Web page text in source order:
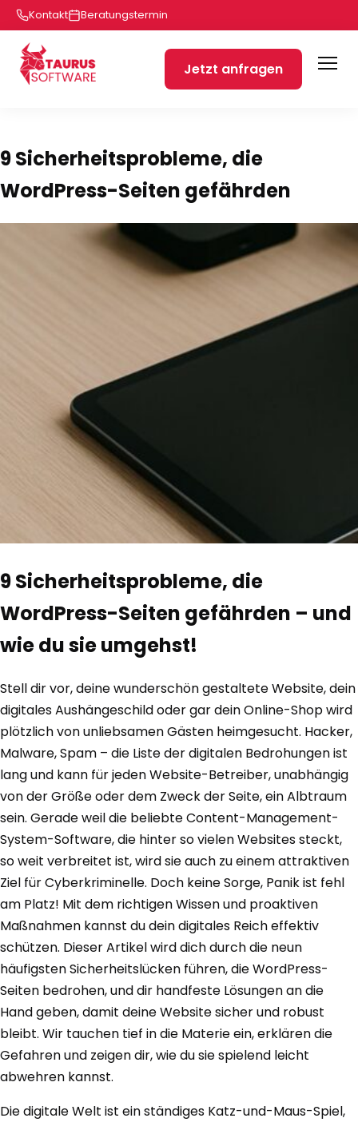
Kontakt Beratungstermin
Jetzt anfragen
9 Sicherheitsprobleme, die
WordPress-Seiten gefährden
9 Sicherheitsprobleme, die
WordPress-Seiten gefährden – und
wie du sie umgehst!
Stell dir vor, deine wunderschön gestaltete Website, dein
digitales Aushängeschild oder gar dein Online-Shop wird
plötzlich von unliebsamen Gästen heimgesucht. Hacker,
Malware, Spam – die Liste der digitalen Bedrohungen ist
lang und kann für jeden Website-Betreiber, unabhängig
von der Größe oder dem Zweck der Seite, ein Albtraum
sein. Gerade weil die beliebte Content-Management-
System-Software, die hinter so vielen Websites steckt,
so weit verbreitet ist, wird sie auch zu einem attraktiven
Ziel für Cyberkriminelle. Doch keine Sorge, Panik ist fehl
am Platz! Mit dem richtigen Wissen und proaktiven
Maßnahmen kannst du dein digitales Reich effektiv
schützen. Dieser Artikel wird dich durch die neun
häufigsten Sicherheitslücken führen, die WordPress-
Seiten bedrohen, und dir handfeste Lösungen an die
Hand geben, damit deine Website sicher und robust
bleibt. Wir tauchen tief in die Materie ein, erklären die
Gefahren und zeigen dir, wie du sie spielend leicht
abwehren kannst.
Die digitale Welt ist ein ständiges Katz-und-Maus-Spiel,